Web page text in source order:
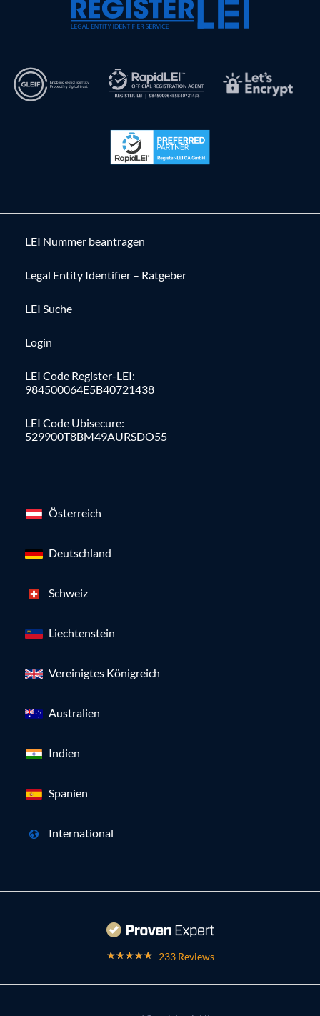
LEI Nummer beantragen
Legal Entity Identifier – Ratgeber
LEI Suche
Login
LEI Code Register-LEI:
984500064E5B40721438
LEI Code Ubisecure:
529900T8BM49AURSDO55
Österreich
Deutschland
Schweiz
Liechtenstein
Vereinigtes Königreich
Australien
Indien
Spanien
International
233 Reviews